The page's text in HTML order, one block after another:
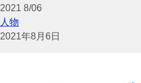
2021 8/06
人物
2021年8月6日